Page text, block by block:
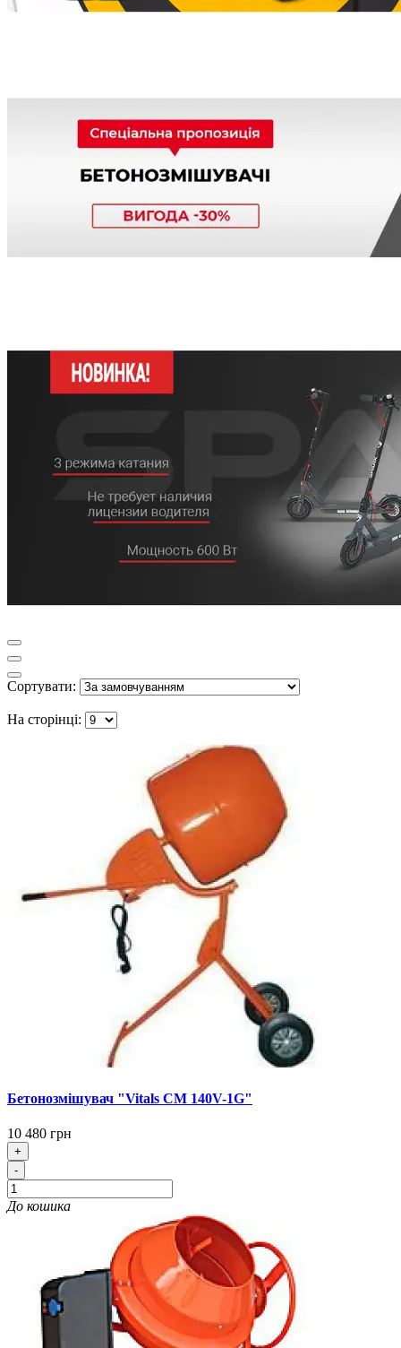
Сортувати:
На сторінці:
Бетонозмішувач "Vitals CM 140V-1G"
10 480 грн
+
-
До кошика